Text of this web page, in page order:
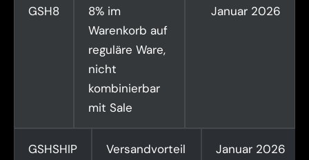
GSH8
8% im
Warenkorb auf
reguläre Ware,
nicht
kombinierbar
mit Sale
Januar 2026
GSHSHIP
Versandvorteil
Januar 2026